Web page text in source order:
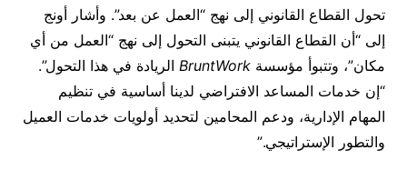
تحول القطاع القانوني إلى نهج “العمل عن بعد”. وأشار أونج
إلى “أن القطاع القانوني يتبنى التحول إلى نهج “العمل من أي
مكان”، وتتبوأ مؤسسة BruntWork الريادة في هذا التحول”.
“إن خدمات المساعد الافتراضي لدينا أساسية في تنظيم
المهام الإدارية، ودعم المحامين لتحديد أولويات خدمات العميل
والتطور الإستراتيجي.”